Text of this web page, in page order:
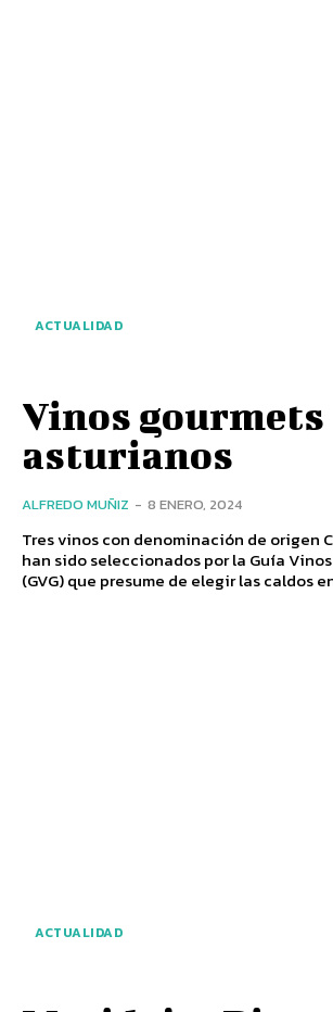
ACTUALIDAD
Vinos gourmets
asturianos
ALFREDO MUÑIZ - 8 ENERO, 2024
Tres vinos con denominación de origen
han sido seleccionados por la Guía
(GVG) que presume de elegir las caldos
ACTUALIDAD